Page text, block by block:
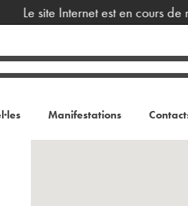
Le site Internet est en cours de
Manifestations